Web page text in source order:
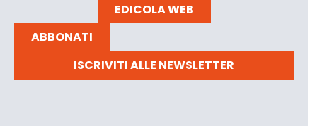
EDICOLA WEB
ABBONATI
ISCRIVITI ALLE NEWSLETTER